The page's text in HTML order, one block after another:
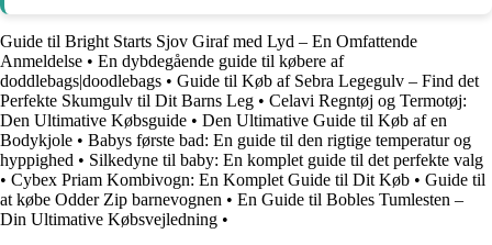
Guide til Bright Starts Sjov Giraf med Lyd – En Omfattende
Anmeldelse • En dybdegående guide til købere af
doddlebags|doodlebags • Guide til Køb af Sebra Legegulv – Find det
Perfekte Skumgulv til Dit Barns Leg • Celavi Regntøj og Termotøj:
Den Ultimative Købsguide • Den Ultimative Guide til Køb af en
Bodykjole • Babys første bad: En guide til den rigtige temperatur og
hyppighed • Silkedyne til baby: En komplet guide til det perfekte valg
• Cybex Priam Kombivogn: En Komplet Guide til Dit Køb • Guide til
at købe Odder Zip barnevognen • En Guide til Bobles Tumlesten –
Din Ultimative Købsvejledning •